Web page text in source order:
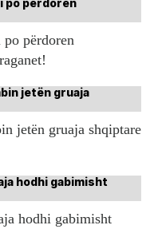
përdoren
jetën gruaja shqiptare
hodhi gabimisht